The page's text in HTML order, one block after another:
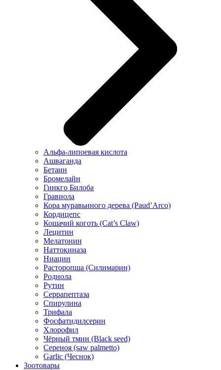
Альфа-липоевая кислота
Ашваганда
Бетаин
Бромелайн
Гинкго Билоба
Гравиола
Кора муравьиного дерева (Paud’Arco)
Кордицепс
Кошачий коготь (Cat’s Claw)
Лецитин
Мелатонин
Наттокиназа
Ниацин
Расторопша (Силимарин)
Родиола
Рутин
Серрапептаза
Спирулина
Трифала
Фосфатидилсерин
Хлорофил
Чёрный тмин (Black seed)
Сереноя (saw palmetto)
Garlic (Чеснок)
Зоотовары